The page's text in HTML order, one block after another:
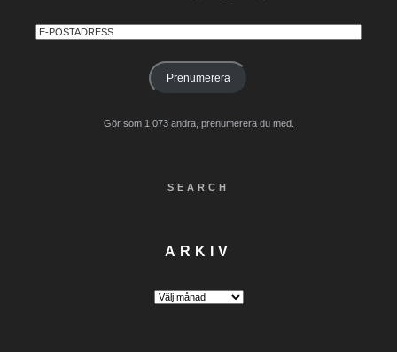
E-
Prenumerera
Gör som 1 073 andra, prenumerera du med.
SEARCH
ARKIV
Arkiv